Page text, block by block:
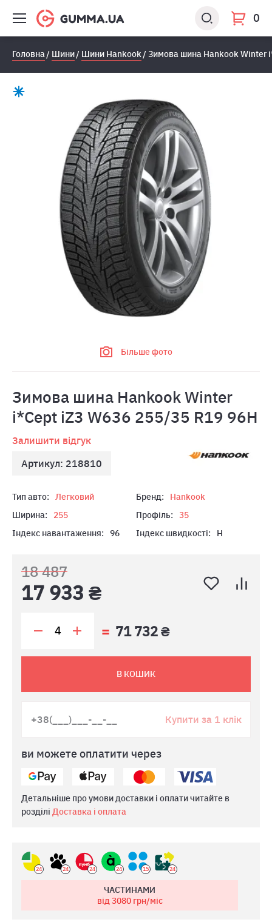
0
Головна Шини Шини Hankook Зимова шина Hankook Winter
Більше фото
Зимова шина Hankook Winter
i*Cept iZ3 W636 255/35 R19 96H
Залишити відгук
Артикул: 218810
Тип авто: Легковий Бренд:
Hankook
Ширина:
255 Профіль:
35
Індекс навантаження:
96 Індекс швидкості: H
18 487
17 933 ₴
71 732 ₴
В КОШИК
Купити за 1 клік
ви можете оплатити через
Детальніше про умови доставки і оплати читайте в
розділі Доставка і оплата
24 24 24 24 15 24
ЧАСТИНАМИ
від 3080грн/міс